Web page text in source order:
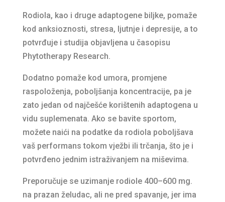
Rodiola, kao i druge adaptogene biljke, pomaže
kod anksioznosti, stresa, ljutnje i depresije, a to
potvrđuje i studija objavljena u časopisu
Phytotherapy Research.
Dodatno pomaže kod umora, promjene
raspoloženja, poboljšanja koncentracije, pa je
zato jedan od najčešće korištenih adaptogena u
vidu suplemenata. Ako se bavite sportom,
možete naići na podatke da rodiola poboljšava
vaš performans tokom vježbi ili trčanja, što je i
potvrđeno jednim istraživanjem na miševima.
Preporučuje se uzimanje rodiole 400–600 mg.
na prazan želudac, ali ne pred spavanje, jer ima